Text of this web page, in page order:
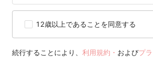
上げます。 度重なるキャンセルや無断キャ
ただくことがございますので、 何卒ご理解
【キャンセル可能期間】
12歳以上であることを同意する
続行することにより、 利用規約・ およびプ